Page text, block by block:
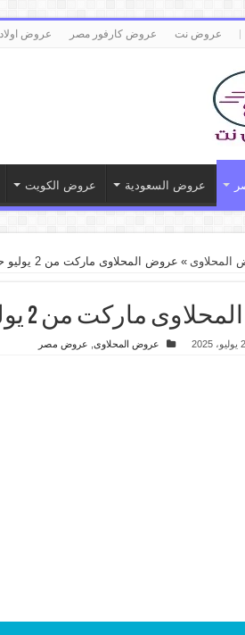
عروض نت عروض كارفور مصر عروض
عروض السعودية عروض الكويت
المحلاوى » عروض المحلاوى ماركت من 2 يوليو حتى 5 يوليو 2025 عروض الويك اند
من 2 يوليو حتى 5 يوليو 2025 عروض الويك اند
2 يوليو، 2025 عروض المحلاوى عروض مصر